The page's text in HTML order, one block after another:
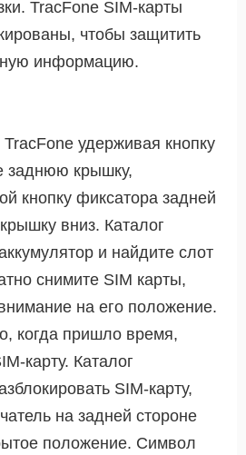
TracFone SIM-карты
чтобы защитить
информацию.
удерживая кнопку
заднюю крышку,
кнопку фиксатора задней
вниз. Каталог
и найдите слот
снимите SIM карты,
на его положение.
когда пришло время,
карту. Каталог
SIM-карту,
на задней стороне
положение. Символ